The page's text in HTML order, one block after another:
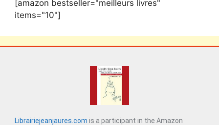
[amazon bestseller="meilleurs livres"
items="10"]
Librairiejeanjaures.com is a participant in the Amazon